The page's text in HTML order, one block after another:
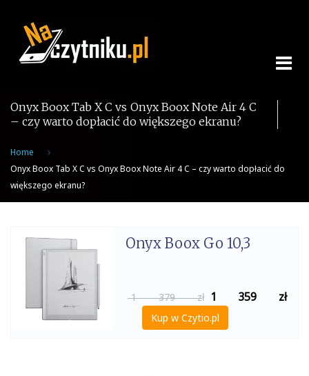
content
Onyx Boox Tab X C vs Onyx Boox Note Air 4 C
– czy warto dopłacić do większego ekranu?
Home
Onyx Boox Tab X C vs Onyx Boox Note Air 4 C – czy warto dopłacić do
większego ekranu?
Onyx Boox Go 10,3
1 379 zł 1 359 zł
Kup w Czytio.pl